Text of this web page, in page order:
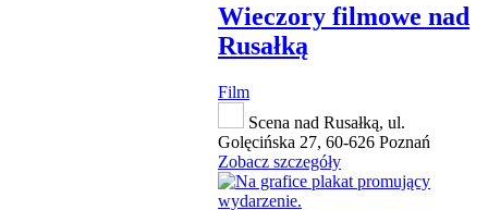
Wieczory filmowe nad
Rusałką
Film
Scena nad Rusałką, ul.
Golęcińska 27, 60-626 Poznań
Zobacz szczegóły